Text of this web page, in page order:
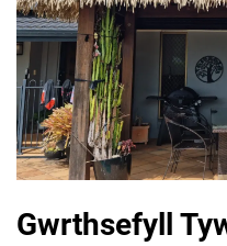
Gwrthsefyll